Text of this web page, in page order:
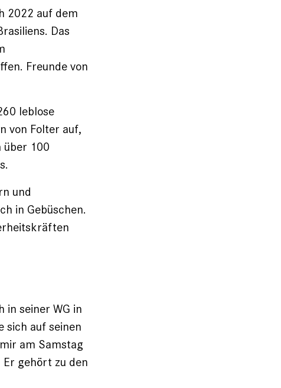
2022 auf dem
Das
Freunde von
leblose
von Folter auf,
über 100
und
in Gebüschen.
in seiner WG in
sich auf seinen
am Samstag
gehört zu den